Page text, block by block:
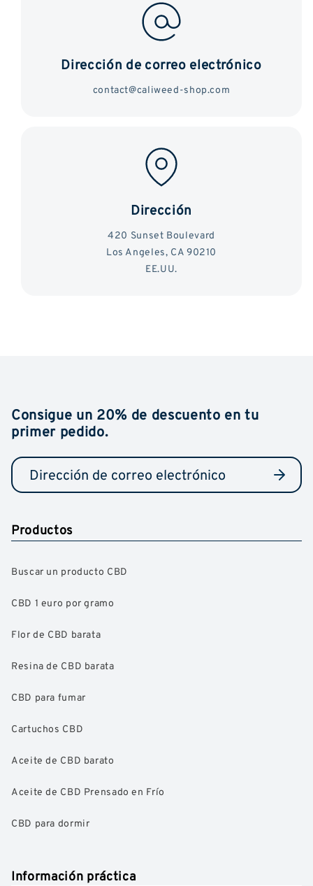
Dirección de correo electrónico
contact@caliweed-shop.com
Dirección
420 Sunset Boulevard
Los Angeles, CA 90210
EE.UU.
Consigue un 20% de descuento en tu
primer pedido.
Productos
Buscar un producto CBD
CBD 1 euro por gramo
Flor de CBD barata
Resina de CBD barata
CBD para fumar
Cartuchos CBD
Aceite de CBD barato
Aceite de CBD Prensado en Frío
CBD para dormir
Información práctica